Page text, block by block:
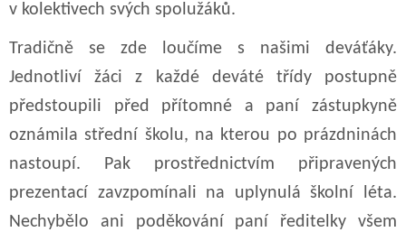
v kolektivech svých spolužáků.
Tradičně se zde loučíme s našimi deváťáky.
Jednotliví žáci z každé deváté třídy postupně
předstoupili před přítomné a paní zástupkyně
oznámila střední školu, na kterou po prázdninách
nastoupí. Pak prostřednictvím připravených
prezentací zavzpomínali na uplynulá školní léta.
Nechybělo ani poděkování paní ředitelky všem